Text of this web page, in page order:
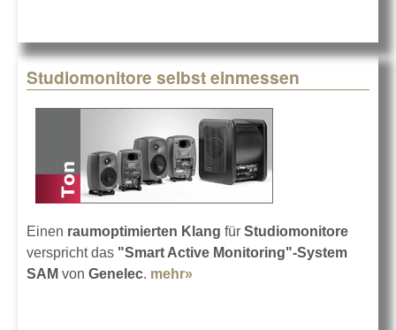
Studiomonitore selbst einmessen
Einen raumoptimierten Klang für Studiomonitore
verspricht das "Smart Active Monitoring"-System
SAM von Genelec. mehr»